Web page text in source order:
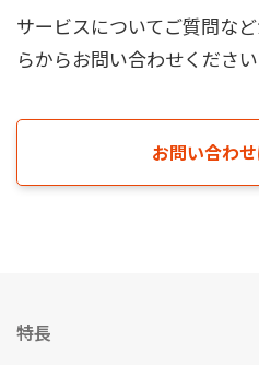
サービスについてご質問な
らからお問い合わせください
お問い合わ
特長